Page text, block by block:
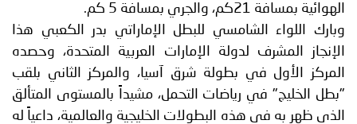
الهوائية بمسافة 21كم، والجري بمسافة 5 كم.
وبارك اللواء الشامسي للبطل الإماراتي بدر الكعبي هذا
الإنجاز المشرف لدولة الإمارات العربية المتحدة، وحصده
المركز الأول في بطولة شرق آسيا، والمركز الثاني بلقب
"بطل الخليج" في رياضات التحمل، مشيداً بالمستوى المتألق
الذي ظهر به في هذه البطولات الخليجية والعالمية، داعياً له